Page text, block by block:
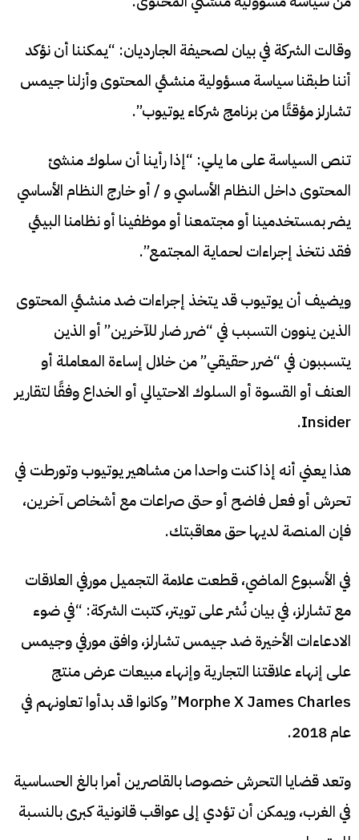
وقالت الشركة في بيان لصحيفة الجارديان: “يمكننا أن نؤكد
أننا طبقنا سياسة مسؤولية منشئي المحتوى وأزلنا جيمس
تشارلز مؤقتًا من برنامج شركاء يوتيوب”.
تنص السياسة على ما يلي: “إذا رأينا أن سلوك منشئ
المحتوى داخل النظام الأساسي و / أو خارج النظام الأساسي
يضر بمستخدمينا أو مجتمعنا أو موظفينا أو نظامنا البيئي
فقد نتخذ إجراءات لحماية المجتمع”.
ويضيف أن يوتيوب قد يتخذ إجراءات ضد منشئي المحتوى
الذين ينوون التسبب في “ضرر ضار للآخرين” أو الذين
يتسببون في “ضرر حقيقي” من خلال إساءة المعاملة أو
العنف أو القسوة أو السلوك الاحتيالي أو الخداع وفقًا لتقارير
Insider.
هذا يعني أنه إذا كنت واحدا من مشاهير يوتيوب وتورطت في
تحرش أو فعل فاضح أو حتى صراعات مع أشخاص آخرين،
فإن المنصة لديها حق معاقبتك.
في الأسبوع الماضي، قطعت علامة التجميل مورفي العلاقات
مع تشارلز، في بيان نُشر على تويتر، كتبت الشركة: “في ضوء
الادعاءات الأخيرة ضد جيمس تشارلز، وافق مورفي وجيمس
على إنهاء علاقتنا التجارية وإنهاء مبيعات عرض منتج
Morphe X James Charles” وكانوا قد بدأوا تعاونهم في
عام 2018.
وتعد قضايا التحرش خصوصا بالقاصرين أمرا بالغ الحساسية
في الغرب، ويمكن أن تؤدي إلى عواقب قانونية كبرى بالنسبة